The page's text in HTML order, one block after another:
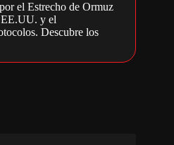
el Estrecho de Ormuz
EE.UU. y el
Descubre los